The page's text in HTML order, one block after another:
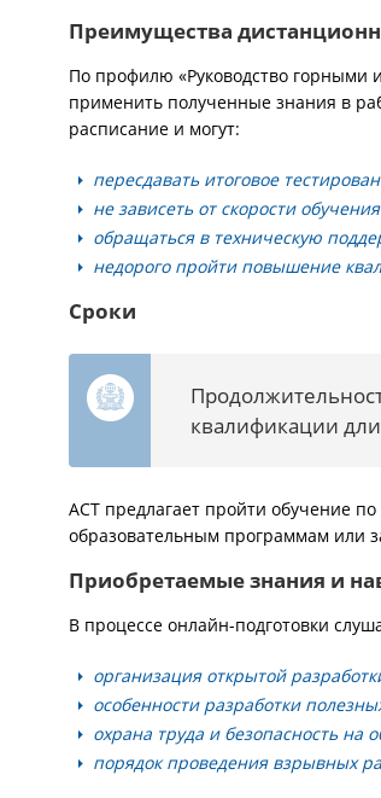
Преимущества
По профилю «Руководство горными
применить полученные знания в
расписание и могут:
пересдавать итоговое
не зависеть от скорости
обращаться в техническую
недорого пройти повышение
Сроки
квалификации
АСТ предлагает пройти обучение
образовательным программам или
Приобретаемые знания и
В процессе онлайн-подготовки
организация открытой
особенности разработки
охрана труда и безопасность на
порядок проведения взрывных